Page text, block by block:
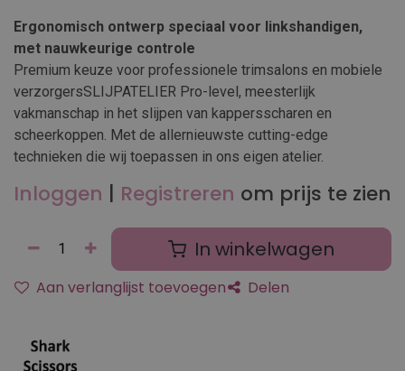
Ergonomisch ontwerp speciaal voor linkshandigen,
met nauwkeurige controle
Premium keuze voor professionele trimsalons en mobiele
verzorgersSLIJPATELIER Pro-level, meesterlijk
vakmanschap in het slijpen van kappersscharen en
scheerkoppen. Met de allernieuwste cutting-edge
technieken die wij toepassen in ons eigen atelier.
Inloggen | Registreren om prijs te zien
In winkelwagen
Aan verlanglijst toevoegen Delen